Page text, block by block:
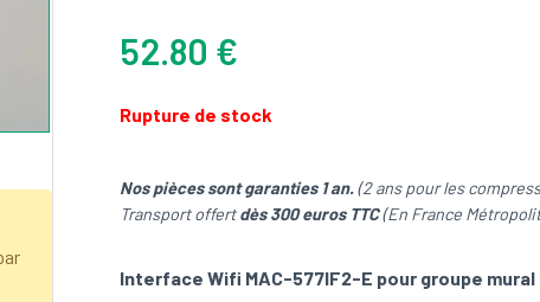
52.80 €
Rupture de stock
Nos pièces sont garanties 1 an.(2 ans pour les
Transport offertdès 300 euros TTC(En France
Interface Wifi MAC-577IF2-E pour groupe